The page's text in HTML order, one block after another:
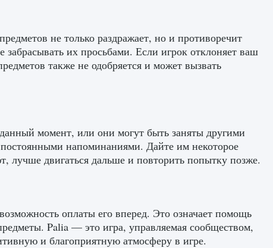
не только раздражает, но и противоречит
их просьбами. Если игрок отклоняет ваш
также не одобряется и может вызвать
момент, или они могут быть заняты другими
напоминаниями. Дайте им некоторое
лучше двигаться дальше и повторить попытку позже.
оплаты его вперед. Это означает помощь
Palia — это игра, управляемая сообществом,
и благоприятную атмосферу в игре.